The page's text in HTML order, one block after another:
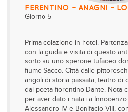
FERENTINO – ANAGNI –
Giorno 5
Prima colazione in hotel.
con la guida e visita di questo
sorto su uno sperone tufaceo
fiume Sacco. Città dalle
angoli di storia passata, teatro di
dal poeta fiorentino Dante. Nota
per aver dato i natali a Innocenzo
Alessandro IV e Bonifacio VIII,